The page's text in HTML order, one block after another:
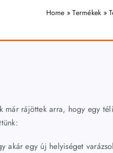
Home »Termékek »
már rájöttek arra, hogy egy
akár egy új helyiséget